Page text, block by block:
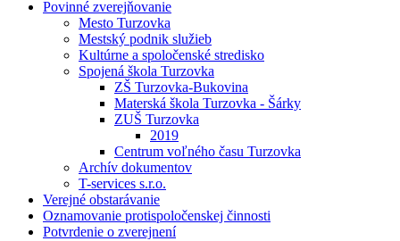
Povinné zverejňovanie
Mesto Turzovka
Mestský podnik služieb
Kultúrne a spoločenské stredisko
Spojená škola Turzovka
ZŠ Turzovka-Bukovina
Materská škola Turzovka - Šárky
ZUŠ Turzovka
2019
Centrum voľného času Turzovka
Archív dokumentov
T-services s.r.o.
Verejné obstarávanie
Oznamovanie protispoločenskej činnosti
Potvrdenie o zverejnení